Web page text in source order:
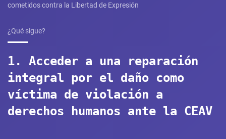
cometidos contra la Libertad de Expresión
¿Qué sigue?
1. Acceder a una reparación
integral por el daño como
víctima de violación a
derechos humanos ante la CEAV